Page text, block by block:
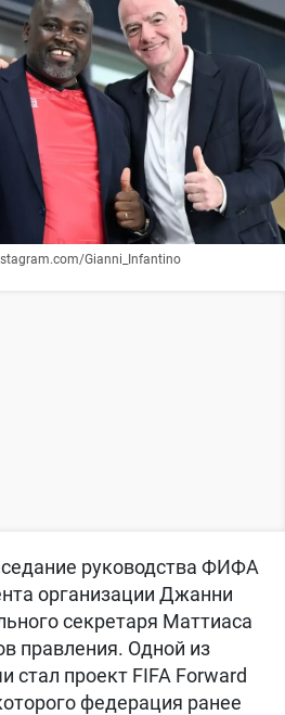
Gianni_Infantino
руководства ФИФА
организации Джанни
секретаря Маттиаса
правления. Одной из
стал проект FIFA Forward
федерация ранее